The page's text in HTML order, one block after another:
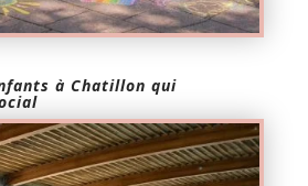
à Chatillon qui